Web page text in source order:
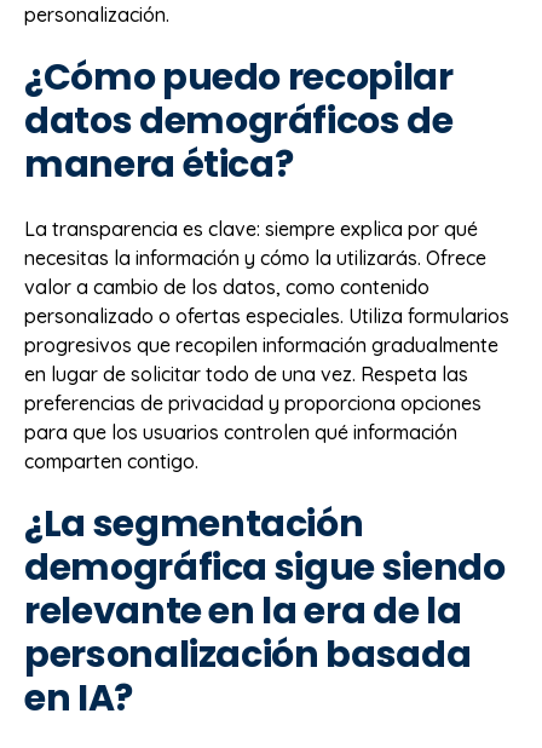
personalización.
¿Cómo puedo recopilar
datos demográficos de
manera ética?
La transparencia es clave: siempre explica por qué
necesitas la información y cómo la utilizarás. Ofrece
valor a cambio de los datos, como contenido
personalizado o ofertas especiales. Utiliza formularios
progresivos que recopilen información gradualmente
en lugar de solicitar todo de una vez. Respeta las
preferencias de privacidad y proporciona opciones
para que los usuarios controlen qué información
comparten contigo.
¿La segmentación
demográfica sigue siendo
relevante en la era de la
personalización basada
en IA?